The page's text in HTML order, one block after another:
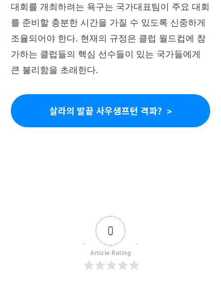
대회를 개최하려는 욕구는 국가대표팀이 주요 대회
를 준비할 충분한 시간을 가질 수 있도록 신중하게
조율되어야 한다. 현재의 규정은 클럽 월드컵에 참
가하는 클럽들의 핵심 선수들이 있는 국가들에게
큰 불리함을 초래한다.
살라의 발끝 사우샘프턴 격파?
0
Article Rating